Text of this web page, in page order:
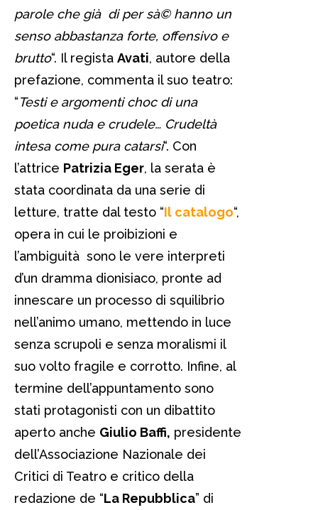
parole che già di per sà© hanno un
senso abbastanza forte, offensivo e
brutto“. Il regista Avati, autore della
prefazione, commenta il suo teatro:
“Testi e argomenti choc di una
poetica nuda e crudele… Crudeltà
intesa come pura catarsi“. Con
l’attrice Patrizia Eger, la serata è
stata coordinata da una serie di
letture, tratte dal testo “Il catalogo“,
opera in cui le proibizioni e
l’ambiguità sono le vere interpreti
d’un dramma dionisiaco, pronte ad
innescare un processo di squilibrio
nell’animo umano, mettendo in luce
senza scrupoli e senza moralismi il
suo volto fragile e corrotto. Infine, al
termine dell’appuntamento sono
stati protagonisti con un dibattito
aperto anche Giulio Baffi, presidente
dell’Associazione Nazionale dei
Critici di Teatro e critico della
redazione de “La Repubblica” di